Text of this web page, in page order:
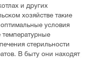
и других
хозяйстве такие
условия
стерильности
В быту они находят